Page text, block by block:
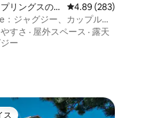
つ星の平均評価
リングスの一
レビュー283件、5つ星
4.89 (283)
ジャグジー、カップル用
き火台！
すさ · 屋外スペース · 露天
ー
ス